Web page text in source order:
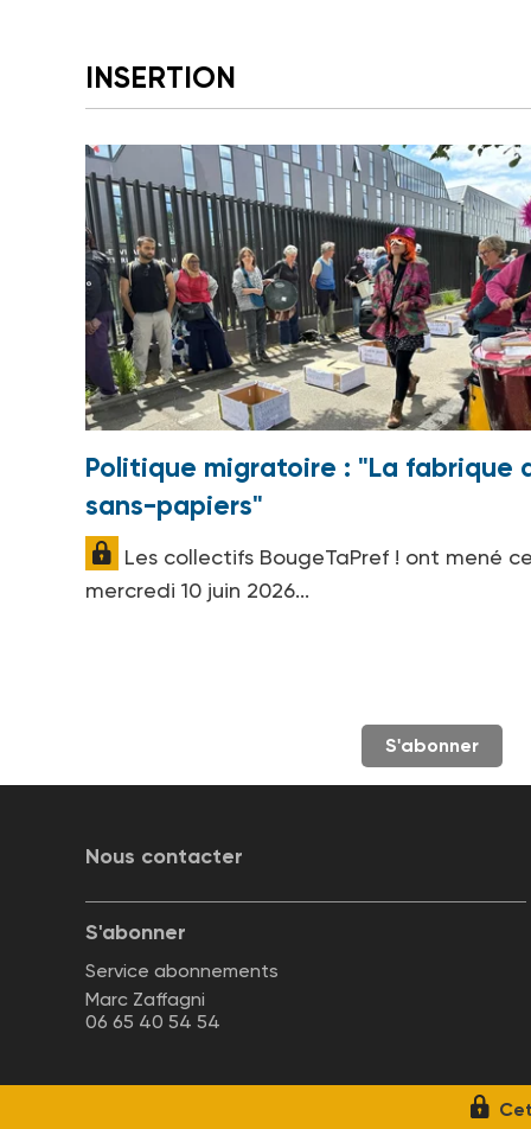
INSERTION
Politique migratoire : "La fabrique
sans-papiers"
Les collectifs BougeTaPref ! ont mené ce
mercredi 10 juin 2026...
S'abonner
Nous contacter
S'abonner
Service abonnements
Marc Zaffagni
06 65 40 54 54